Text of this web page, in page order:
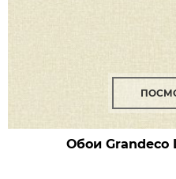
Обои Grandeco